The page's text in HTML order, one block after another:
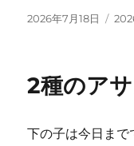
投
2026年7月18日
カ
ー
2種のア
下の子は今日ま